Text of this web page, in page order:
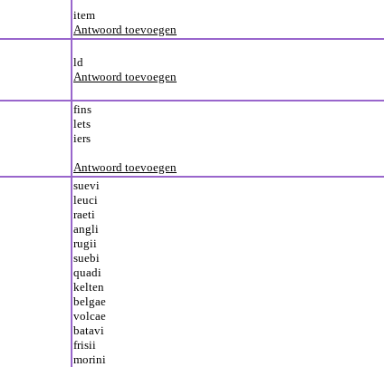
item
Antwoord toevoegen
ld
Antwoord toevoegen
fins
lets
iers
Antwoord toevoegen
suevi
leuci
raeti
angli
rugii
suebi
quadi
kelten
belgae
volcae
batavi
frisii
morini